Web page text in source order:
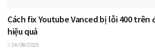
Cách fix Youtube Vanced bị lỗi 400 trên
hiệu quả
24/08/2025